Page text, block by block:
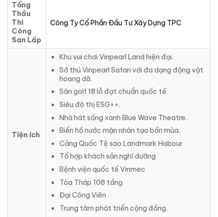
Tổng
Thầu
Thi
Công
San Lấp
Công Ty Cổ Phần Đầu Tư Xây Dựng TPC
Tiện ích
Khu vui chơi Vinpearl Land hiện đại.
Sở thú Vinpearl Safari với đa dạng động vật
hoang dã.
Sân golf 18 lỗ đạt chuẩn quốc tế
Siêu đô thị ESG++.
Nhà hát sống xanh Blue Wave Theatre.
Biển hồ nước mặn nhân tạo bốn mùa.
Cảng Quốc Tệ sao Landmark Habour
Tổ hợp khách sản nghĩ dưỡng
Bệnh viện quốc tế Vinmec
Tòa Tháp 108 tầng
Đại Công Viên
Trung tâm phát triển cộng đồng.